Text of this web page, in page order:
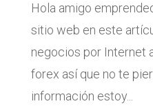
Hola amigo
sitio web en este
negocios por Internet
forex así que no te
información estoy...